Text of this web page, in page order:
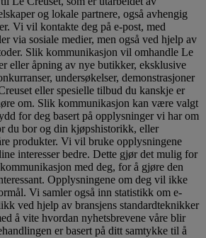
og lokale partnere, også avhengig
Vi vil kontakte deg på e-post, med
via sosiale medier, men også ved hjelp av
Slik kommunikasjon vil omhandle Le
eller åpning av nye butikker, eksklusive
undersøkelser, demonstrasjoner
eller spesielle tilbud du kanskje er
om. Slik kommunikasjon kan være valgt
for deg basert på opplysninger vi har om
du bor og din kjøpshistorikk, eller
produkter. Vi vil bruke opplysningene
interesser bedre. Dette gjør det mulig for
med deg, for å gjøre den
Opplysningene om deg vil ikke
Vi samler også inn statistikk om e-
ved hjelp av bransjens standardteknikker
å vite hvordan nyhetsbrevene våre blir
er basert på ditt samtykke til å